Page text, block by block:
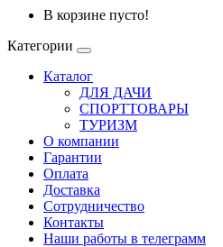
В корзине пусто!
Категории
Каталог
ДЛЯ ДАЧИ
СПОРТТОВАРЫ
ТУРИЗМ
О компании
Гарантии
Оплата
Доставка
Сотрудничество
Контакты
Наши работы в телеграмм